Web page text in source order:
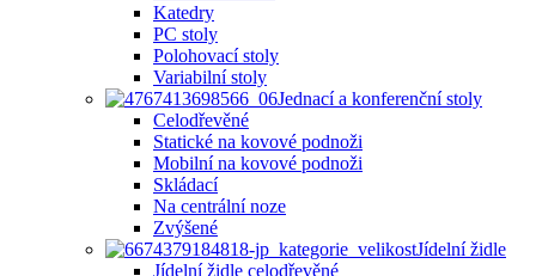
Katedry
PC stoly
Polohovací stoly
Variabilní stoly
Jednací a konferenční stoly
Celodřevěné
Statické na kovové podnoži
Mobilní na kovové podnoži
Skládací
Na centrální noze
Zvýšené
Jídelní židle
Jídelní židle celodřevěné